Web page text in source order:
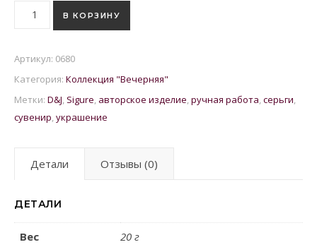
Количество товара "Золото огней"
В КОРЗИНУ
Артикул: 0680
Категория: Коллекция "Вечерняя"
Метки: D&J, Sigure, авторское изделие,ручная работа,серьги,
сувенир,украшение
Детали Отзывы (0)
ДЕТАЛИ
Вес
20 г